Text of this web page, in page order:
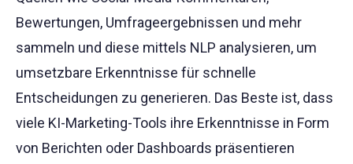
Bewertungen, Umfrageergebnissen und mehr
sammeln und diese mittels NLP analysieren, um
umsetzbare Erkenntnisse für schnelle
Entscheidungen zu generieren. Das Beste ist, dass
viele KI-Marketing-Tools ihre Erkenntnisse in Form
von Berichten oder Dashboards präsentieren